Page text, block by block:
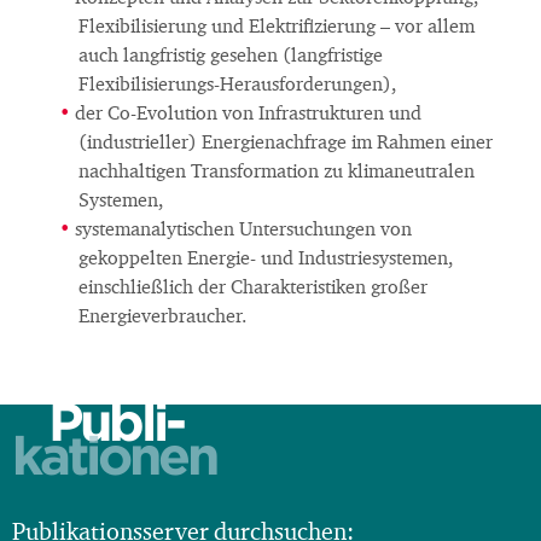
Flexibilisierung und Elektrifizierung – vor allem
auch langfristig gesehen (langfristige
Flexibilisierungs-Herausforderungen),
der Co-Evolution von Infrastrukturen und
(industrieller) Energienachfrage im Rahmen einer
nachhaltigen Transformation zu klimaneutralen
Systemen,
systemanalytischen Untersuchungen von
gekoppelten Energie- und Industriesystemen,
einschließlich der Charakteristiken großer
Energieverbraucher.
Publi-
kationen
Publikationsserver durchsuchen: